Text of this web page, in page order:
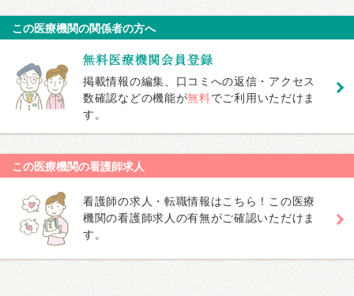
この医療機関の関係者の方へ
掲載情報の編集、口コミへの返信・アクセス
数確認などの機能が無料でご利用いただけま
す。
この医療機関の看護師求人
看護師の求人・転職情報はこちら！この医療
機関の看護師求人の有無がご確認いただけま
す。